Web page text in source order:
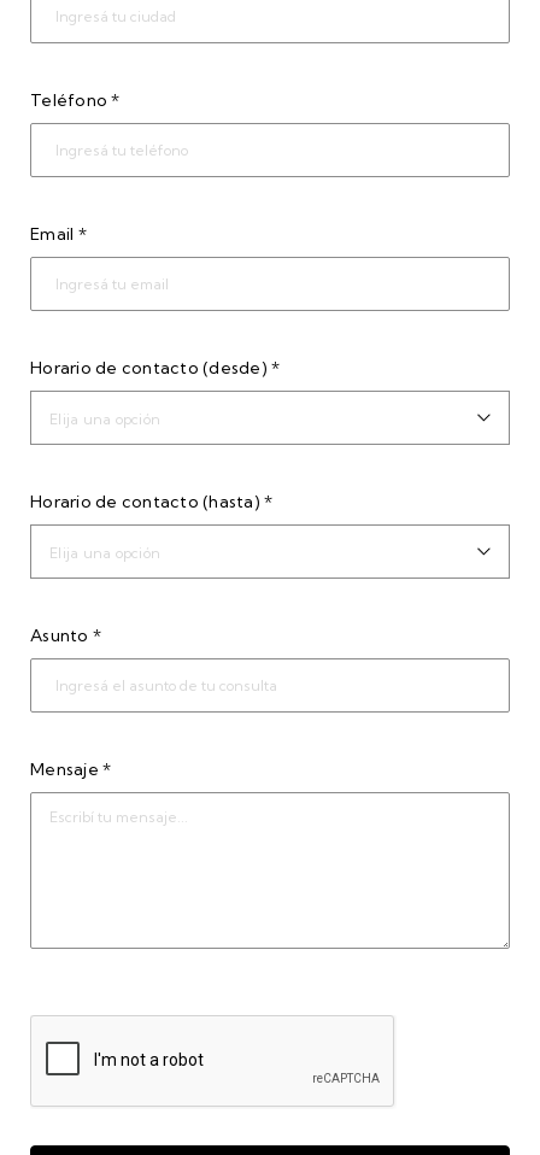
Teléfono *
Email *
Horario de contacto (desde) *
Elija una opción
Horario de contacto (hasta) *
Elija una opción
Asunto *
Mensaje *